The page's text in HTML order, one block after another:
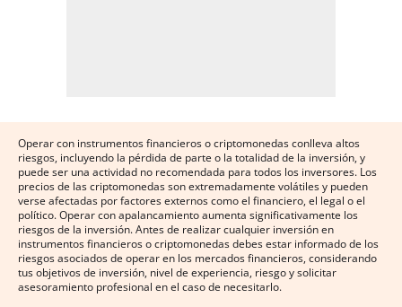
Operar con instrumentos financieros o criptomonedas conlleva altos
riesgos, incluyendo la pérdida de parte o la totalidad de la inversión, y
puede ser una actividad no recomendada para todos los inversores. Los
precios de las criptomonedas son extremadamente volátiles y pueden
verse afectadas por factores externos como el financiero, el legal o el
político. Operar con apalancamiento aumenta significativamente los
riesgos de la inversión. Antes de realizar cualquier inversión en
instrumentos financieros o criptomonedas debes estar informado de los
riesgos asociados de operar en los mercados financieros, considerando
tus objetivos de inversión, nivel de experiencia, riesgo y solicitar
asesoramiento profesional en el caso de necesitarlo.